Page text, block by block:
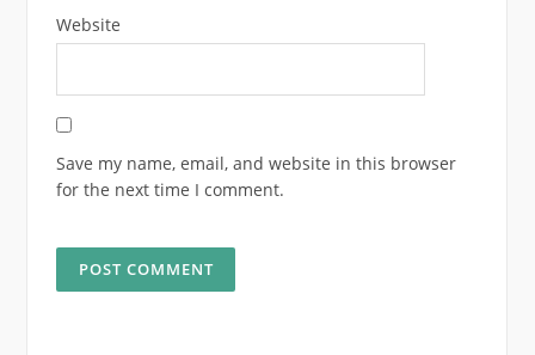
Website
Save my name, email, and website in this browser
for the next time I comment.